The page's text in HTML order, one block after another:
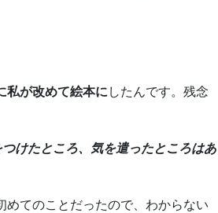
私が改めて絵本に したんです。残念
けたところ、気を遣ったところはあ
てのことだったので、わからない